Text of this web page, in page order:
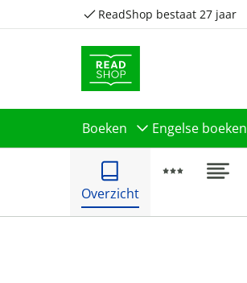
ReadShop bestaat 27 jaar
Boeken Engelse boeken
Overzicht